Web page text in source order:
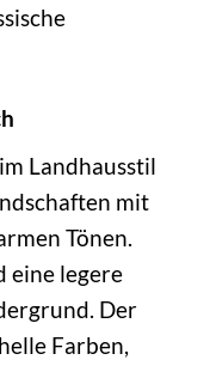
Landhausstil
mit
Tönen.
eine legere
Der
Farben,